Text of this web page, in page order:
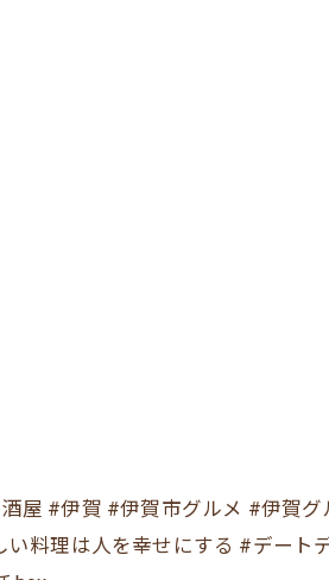
屋 #伊賀 #伊賀市グルメ #伊賀グ
料理は人を幸せにする #デート